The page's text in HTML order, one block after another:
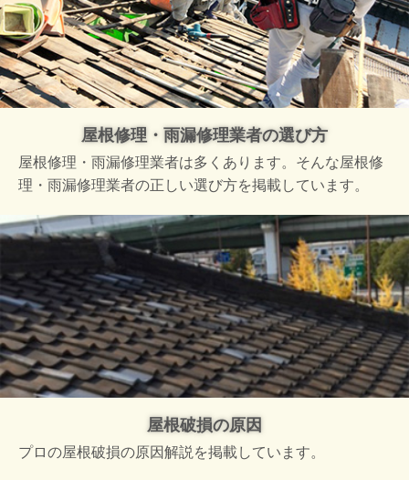
屋根修理・雨漏修理業者の選び方
屋根修理・雨漏修理業者は多くあります。そんな屋根修
理・雨漏修理業者の正しい選び方を掲載しています。
屋根破損の原因
プロの屋根破損の原因解説を掲載しています。